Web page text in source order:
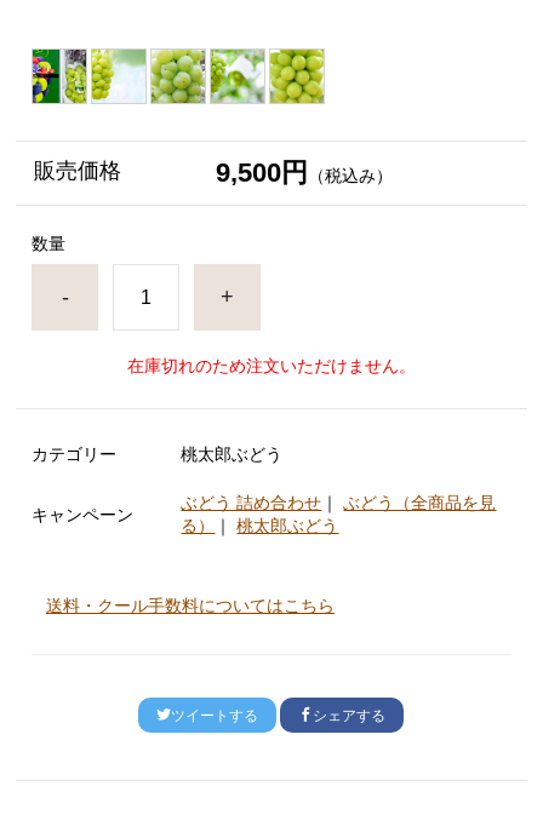
販売価格 9,500円 （税込み）
数量
- +
在庫切れのため注文いただけません。
カテゴリー 桃太郎ぶどう
キャンペーン
ぶどう 詰め合わせ ｜ぶどう（全商品を見
る）
｜桃太郎ぶどう
送料・クール手数料についてはこちら
ツイートする シェアする